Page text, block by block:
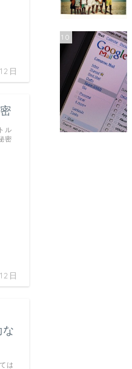
日
日
ル
密
は
10